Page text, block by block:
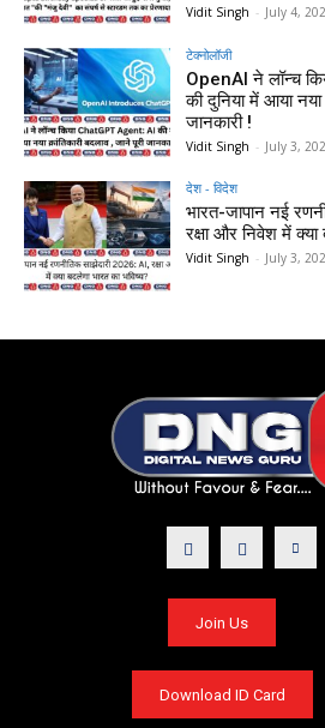
Vidit Singh - July 4,
टेक्नोलॉजी
OpenAI ने लॉन्च
की दुनिया में आया नया
जानकारी !
Vidit Singh - July 3,
देश - विदेश
भारत-जापान नई
रक्षा और निवेश में क्या
Vidit Singh - July 3,
Join Us
Download ID Card